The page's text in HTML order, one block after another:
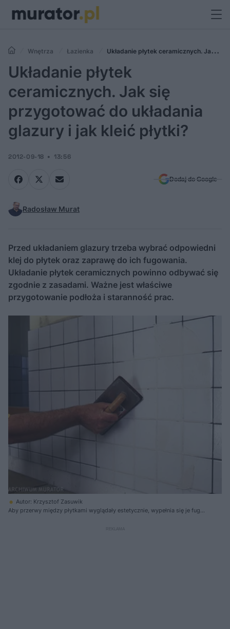
Wnętrza Łazienka
Układanie płytek ceramicznych. Jak się
przygotować do układania glazury i jak kleić płytki?
Układanie płytek
ceramicznych. Jak się
przygotować do układania
glazury i jak kleić płytki?
2012-09-18 13:56
Dodaj do Google
Radosław Murat
Przed układaniem glazury trzeba wybrać odpowiedni
klej do płytek oraz zaprawę do ich fugowania.
Układanie płytek ceramicznych powinno odbywać się
zgodnie z zasadami. Ważne jest właściwe
przygotowanie podłoża i staranność prac.
Autor: Krzysztof Zasuwik
Aby przerwy między płytkami wyglądały estetycznie, wypełnia się je fugą